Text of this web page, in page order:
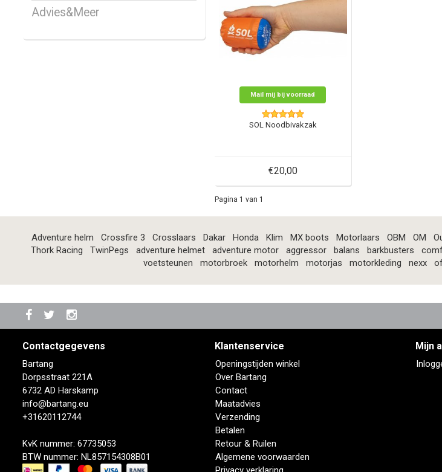
Advies&Meer
Mail mij bij voorraad
SOL Noodbivakzak
€20,00
Pagina 1 van 1
Adventure helm Crossfire 3 Crosslaars Dakar Honda Klim MX boots Motorlaars OBM OM
Thork Racing
TwinPegs adventure helmet adventure motor aggressor balans barkbusters
voetsteunen
motorbroek motorhelm motorjas motorkleding nexx
Contactgegevens
Bartang
Dorpsstraat 221A
6732 AD Harskamp
info@bartang.eu
+31620112744
KvK nummer: 67735053
BTW nummer: NL857154308B01
Klantenservice
Openingstijden winkel
Over Bartang
Contact
Maatadvies
Verzending
Betalen
Retour & Ruilen
Algemene voorwaarden
Mijn